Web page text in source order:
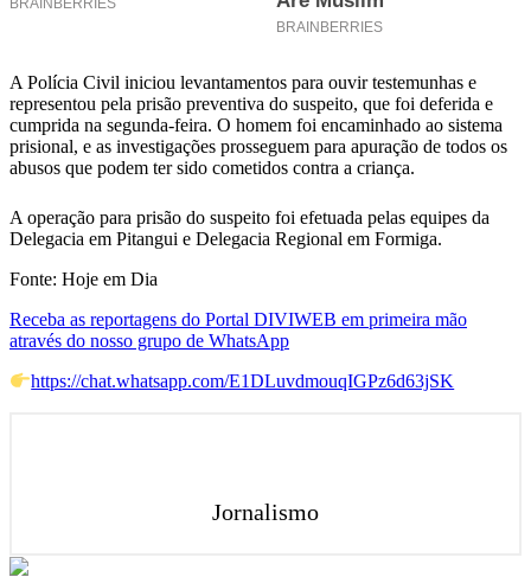
A Polícia Civil iniciou levantamentos para ouvir testemunhas e
representou pela prisão preventiva do suspeito, que foi deferida e
cumprida na segunda-feira. O homem foi encaminhado ao sistema
prisional, e as investigações prosseguem para apuração de todos os
abusos que podem ter sido cometidos contra a criança.
A operação para prisão do suspeito foi efetuada pelas equipes da
Delegacia em Pitangui e Delegacia Regional em Formiga.
Fonte: Hoje em Dia
Receba as reportagens do Portal DIVIWEB em primeira mão
através do nosso grupo de WhatsApp
https://chat.whatsapp.com/E1DLuvdmouqIGPz6d63jSK
Jornalismo